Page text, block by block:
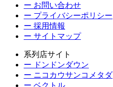
ー お問い合わせ
ー プライバシーポリシー
ー 採用情報
ー サイトマップ
系列店サイト
ー ドンドンダウン
ー ニコカウサンコメタダ